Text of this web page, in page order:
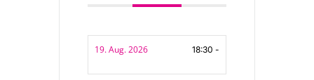
19. Aug. 2026 18:30 -